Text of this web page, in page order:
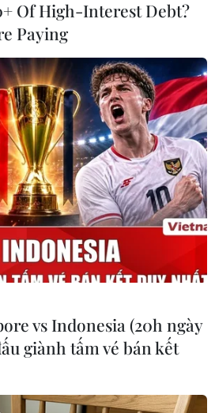
xét nghiệm cho người dân phường
tại điểm Trường mầm non 3/2 sáng
Hoàng Hiếu/TTXVN)
Trãi (Hà Đông) ngồi giãn cách chờ
Of High-Interest Debt?
Paying
vs Indonesia (20h ngày
giành tấm vé bán kết